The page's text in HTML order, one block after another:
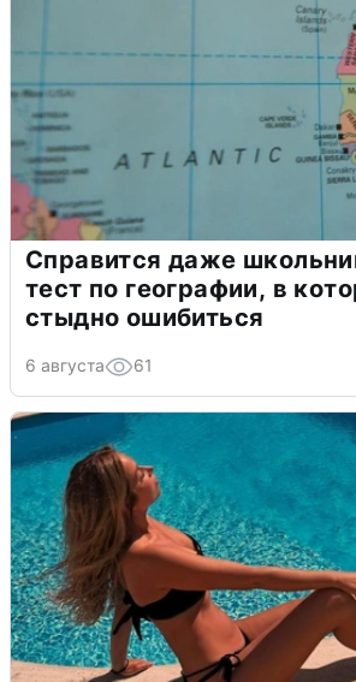
Справится даже
тест по географии, в
стыдно ошибиться
6 августа 61